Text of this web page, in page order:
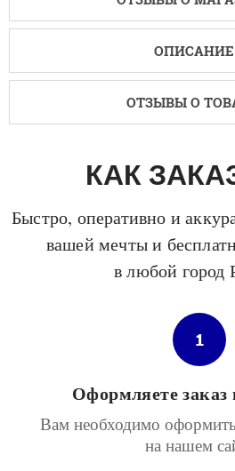
ОПИСАНИЕ
ОТЗЫВЫ О
КАК
Быстро, оперативно и
вашей мечты и
в любой город
1
Оформляете заказ
Вам необходимо оформить
на нашем